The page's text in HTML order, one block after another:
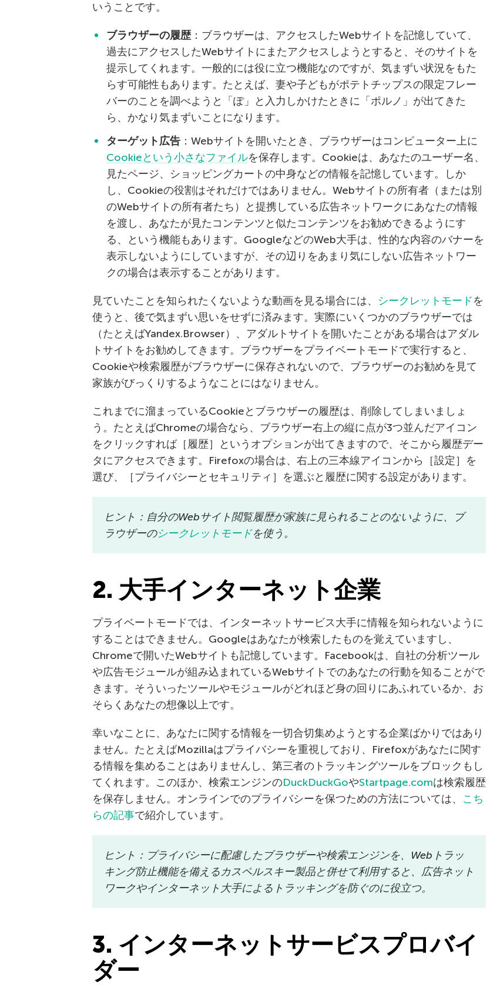
いうことです。
ブラウザーの履歴 ：ブラウザーは、アクセスしたWebサイトを記憶していて、
過去にアクセスしたWebサイトにまたアクセスしようとすると、そのサイトを
提示してくれます。一般的には役に立つ機能なのですが、気まずい状況をもた
らす可能性もあります。たとえば、妻や子どもがポテトチップスの限定フレー
バーのことを調べようと「ぽ」と入力しかけたときに「ポルノ」が出てきた
ら、かなり気まずいことになります。
ターゲット広告 ：Webサイトを開いたとき、ブラウザーはコンピューター上に
Cookieという小さなファイルを保存します。Cookieは、あなたのユーザー名、
見たページ、ショッピングカートの中身などの情報を記憶しています。しか
し、Cookieの役割はそれだけではありません。Webサイトの所有者（または別
のWebサイトの所有者たち）と提携している広告ネットワークにあなたの情報
を渡し、あなたが見たコンテンツと似たコンテンツをお勧めできるようにす
る、という機能もあります。GoogleなどのWeb大手は、性的な内容のバナーを
表示しないようにしていますが、その辺りをあまり気にしない広告ネットワー
クの場合は表示することがあります。
見ていたことを知られたくないような動画を見る場合には、 シークレットモードを
使うと、後で気まずい思いをせずに済みます。実際にいくつかのブラウザーでは
（たとえばYandex.Browser）、アダルトサイトを開いたことがある場合はアダル
トサイトをお勧めしてきます。ブラウザーをプライベートモードで実行すると、
Cookieや検索履歴がブラウザーに保存されないので、ブラウザーのお勧めを見て
家族がびっくりするようなことにはなりません。
これまでに溜まっているCookieとブラウザーの履歴は、削除してしまいましょ
う。たとえばChromeの場合なら、ブラウザー右上の縦に点が3つ並んだアイコン
をクリックすれば［履歴］というオプションが出てきますので、そこから履歴デー
タにアクセスできます。Firefoxの場合は、右上の三本線アイコンから［設定］を
選び、［プライバシーとセキュリティ］を選ぶと履歴に関する設定があります。
ヒント：自分のWebサイト閲覧履歴が家族に見られることのないように、ブ
ラウザーのシークレットモードを使う。
2. 大手インターネット企業
プライベートモードでは、インターネットサービス大手に情報を知られないように
することはできません。Googleはあなたが検索したものを覚えていますし、
Chromeで開いたWebサイトも記憶しています。Facebookは、自社の分析ツール
や広告モジュールが組み込まれているWebサイトでのあなたの行動を知ることがで
きます。そういったツールやモジュールがどれほど身の回りにあふれているか、お
そらくあなたの想像以上です。
幸いなことに、あなたに関する情報を一切合切集めようとする企業ばかりではあり
ません。たとえばMozillaはプライバシーを重視しており、Firefoxがあなたに関す
る情報を集めることはありませんし、第三者のトラッキングツールをブロックもし
てくれます。このほか、検索エンジンのDuckDuckGoやStartpage.comは検索履歴
を保存しません。オンラインでのプライバシーを保つための方法については、 こち
らの記事で紹介しています。
ヒント：プライバシーに配慮したブラウザーや検索エンジンを、Webトラッ
キング防止機能を備えるカスペルスキー製品と併せて利用すると、広告ネット
ワークやインターネット大手によるトラッキングを防ぐのに役立つ。
3. インターネットサービスプロバイ
ダー